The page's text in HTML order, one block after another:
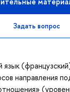
Задать вопрос
направления